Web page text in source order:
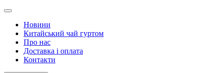
Новини
Китайський чай гуртом
Про нас
Доставка і оплата
Контакти